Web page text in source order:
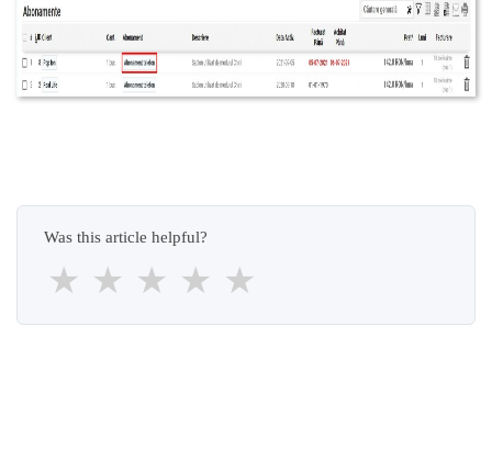
Was this article helpful?
★ ★ ★ ★ ★